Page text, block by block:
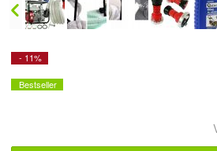
- 11%
Bestseller